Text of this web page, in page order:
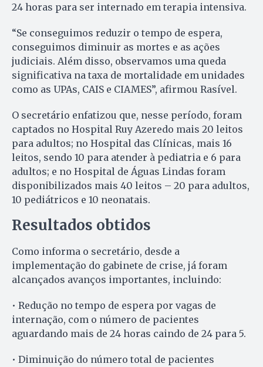
24 horas para ser internado em terapia intensiva.
“Se conseguimos reduzir o tempo de espera,
conseguimos diminuir as mortes e as ações
judiciais. Além disso, observamos uma queda
significativa na taxa de mortalidade em unidades
como as UPAs, CAIS e CIAMES”, afirmou Rasível.
O secretário enfatizou que, nesse período, foram
captados no Hospital Ruy Azeredo mais 20 leitos
para adultos; no Hospital das Clínicas, mais 16
leitos, sendo 10 para atender à pediatria e 6 para
adultos; e no Hospital de Águas Lindas foram
disponibilizados mais 40 leitos – 20 para adultos,
10 pediátricos e 10 neonatais.
Resultados obtidos
Como informa o secretário, desde a
implementação do gabinete de crise, já foram
alcançados avanços importantes, incluindo:
• Redução no tempo de espera por vagas de
internação, com o número de pacientes
aguardando mais de 24 horas caindo de 24 para 5.
• Diminuição do número total de pacientes